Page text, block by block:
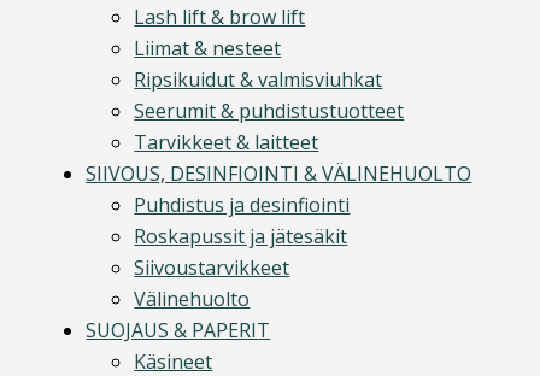
Lash lift & brow lift
Liimat & nesteet
Ripsikuidut & valmisviuhkat
Seerumit & puhdistustuotteet
Tarvikkeet & laitteet
SIIVOUS, DESINFIOINTI & VÄLINEHUOLTO
Puhdistus ja desinfiointi
Roskapussit ja jätesäkit
Siivoustarvikkeet
Välinehuolto
SUOJAUS & PAPERIT
Käsineet